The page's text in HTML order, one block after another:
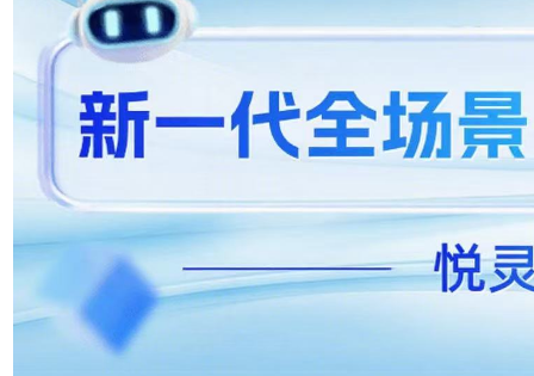
维度的突破与革新。